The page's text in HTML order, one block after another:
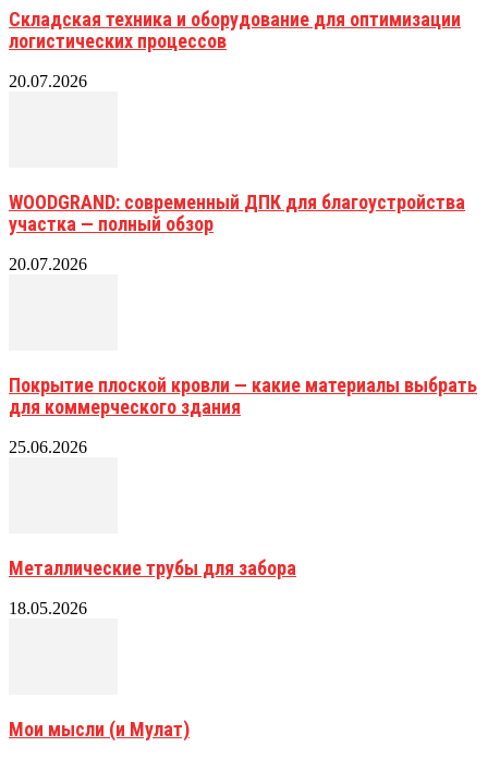
Складская техника и оборудование для оптимизации
логистических процессов
20.07.2026
WOODGRAND: современный ДПК для благоустройства
участка — полный обзор
20.07.2026
Покрытие плоской кровли — какие материалы выбрать
для коммерческого здания
25.06.2026
Металлические трубы для забора
18.05.2026
Мои мысли (и Мулат)